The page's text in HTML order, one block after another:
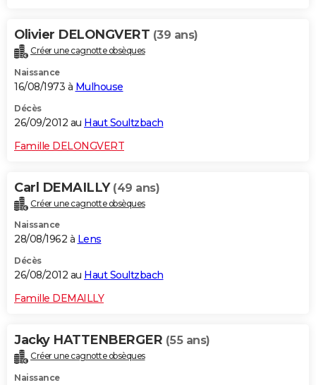
Olivier DELONGVERT (39 ans)
Créer une cagnotte obsèques
Naissance
16/08/1973 à Mulhouse
Décès
26/09/2012 au Haut Soultzbach
Famille DELONGVERT
Carl DEMAILLY (49 ans)
Créer une cagnotte obsèques
Naissance
28/08/1962 à Lens
Décès
26/08/2012 au Haut Soultzbach
Famille DEMAILLY
Jacky HATTENBERGER (55 ans)
Créer une cagnotte obsèques
Naissance